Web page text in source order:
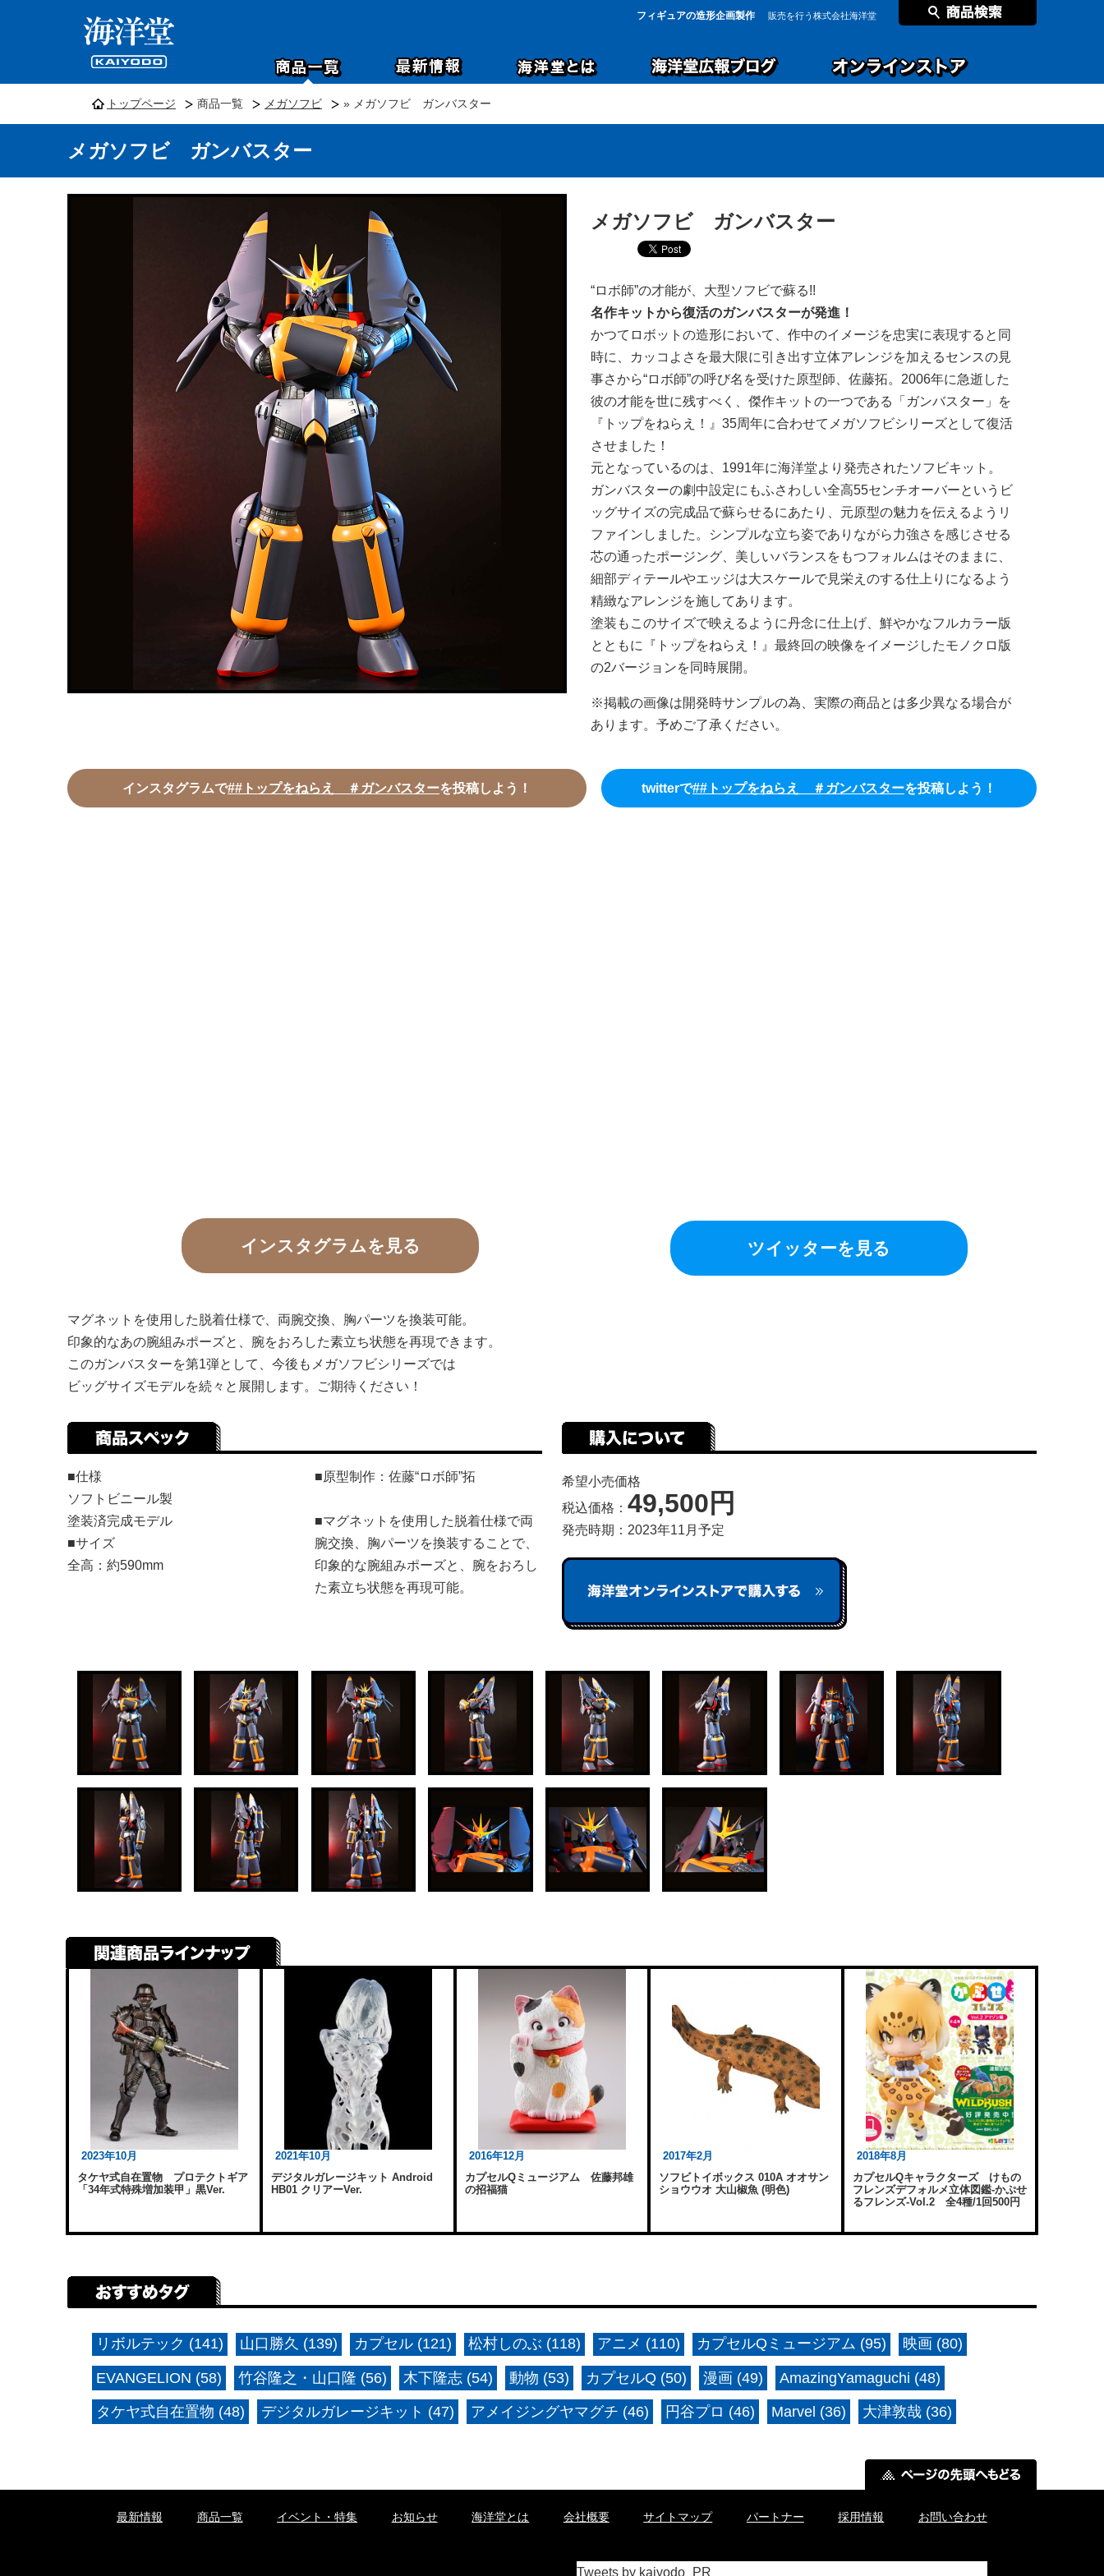
フィギュアの造形企画製作 販売を行う株式会社海洋堂
トップページ 商品一覧 メガソフビ » メガソフビ ガンバスター
メガソフビ ガンバスター
メガソフビ ガンバスター
“ロボ師”の才能が、大型ソフビで蘇る!!
名作キットから復活のガンバスターが発進！
かつてロボットの造形において、作中のイメージを忠実に表現すると同
時に、カッコよさを最大限に引き出す立体アレンジを加えるセンスの見
事さから“ロボ師”の呼び名を受けた原型師、佐藤拓。2006年に急逝した
彼の才能を世に残すべく、傑作キットの一つである「ガンバスター」を
『トップをねらえ！』35周年に合わせてメガソフビシリーズとして復活
させました！
元となっているのは、1991年に海洋堂より発売されたソフビキット。
ガンバスターの劇中設定にもふさわしい全高55センチオーバーというビ
ッグサイズの完成品で蘇らせるにあたり、元原型の魅力を伝えるようリ
ファインしました。シンプルな立ち姿でありながら力強さを感じさせる
芯の通ったポージング、美しいバランスをもつフォルムはそのままに、
細部ディテールやエッジは大スケールで見栄えのする仕上りになるよう
精緻なアレンジを施してあります。
塗装もこのサイズで映えるように丹念に仕上げ、鮮やかなフルカラー版
とともに『トップをねらえ！』最終回の映像をイメージしたモノクロ版
の2バージョンを同時展開。
※掲載の画像は開発時サンプルの為、実際の商品とは多少異なる場合が
あります。予めご了承ください。
インスタグラムで##トップをねらえ ＃ガンバスターを投稿しよう！
インスタグラムを見る
twitterで##トップをねらえ ＃ガンバスターを投稿しよう！
ツイッターを見る
マグネットを使用した脱着仕様で、両腕交換、胸パーツを換装可能。
印象的なあの腕組みポーズと、腕をおろした素立ち状態を再現できます。
このガンバスターを第1弾として、今後もメガソフビシリーズでは
ビッグサイズモデルを続々と展開します。ご期待ください！
■仕様
ソフトビニール製
塗装済完成モデル
■サイズ
全高：約590mm
■原型制作：佐藤“ロボ師”拓
■マグネットを使用した脱着仕様で両
腕交換、胸パーツを換装することで、
印象的な腕組みポーズと、腕をおろし
た素立ち状態を再現可能。
希望小売価格
税込価格： 49,500円
発売時期：2023年11月予定
2023年10月
タケヤ式自在置物 プロテクトギア
「34年式特殊増加装甲」黒Ver.
2021年10月
デジタルガレージキット Android
HB01 クリアーVer.
2016年12月
カプセルQミュージアム 佐藤邦雄
の招福猫
2017年2月
ソフビトイボックス 010A オオサン
ショウウオ 大山椒魚 (明色)
2018年8月
カプセルQキャラクターズ けもの
フレンズデフォルメ立体図鑑-かぷせ
るフレンズ-Vol.2 全4種/1回500円
リボルテック (141) 山口勝久 (139) カプセル (121) 松村しのぶ (118) アニメ (110) カプセルQミュージアム (95) 映画 (80)
EVANGELION (58) 竹谷隆之・山口隆 (56) 木下隆志 (54) 動物 (53) カプセルQ (50) 漫画 (49) AmazingYamaguchi (48)
タケヤ式自在置物 (48) デジタルガレージキット (47) アメイジングヤマグチ (46) 円谷プロ (46) Marvel (36) 大津敦哉 (36)
最新情報 商品一覧 イベント・特集 お知らせ 海洋堂とは 会社概要 サイトマップ パートナー 採用情報 お問い合わせ
Tweets by kaiyodo_PR